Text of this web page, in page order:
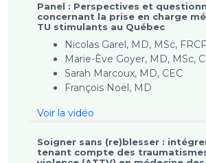
Panel : Perspectives et
concernant la prise en charge
TU stimulants au Québec
Nicolas Garel, MD, MSc,
Marie-Ève Goyer, MD, MSc,
Sarah Marcoux, MD, CEC
François Noël, MD
Voir la vidéo
Soigner sans (re)blesser :
tenant compte des